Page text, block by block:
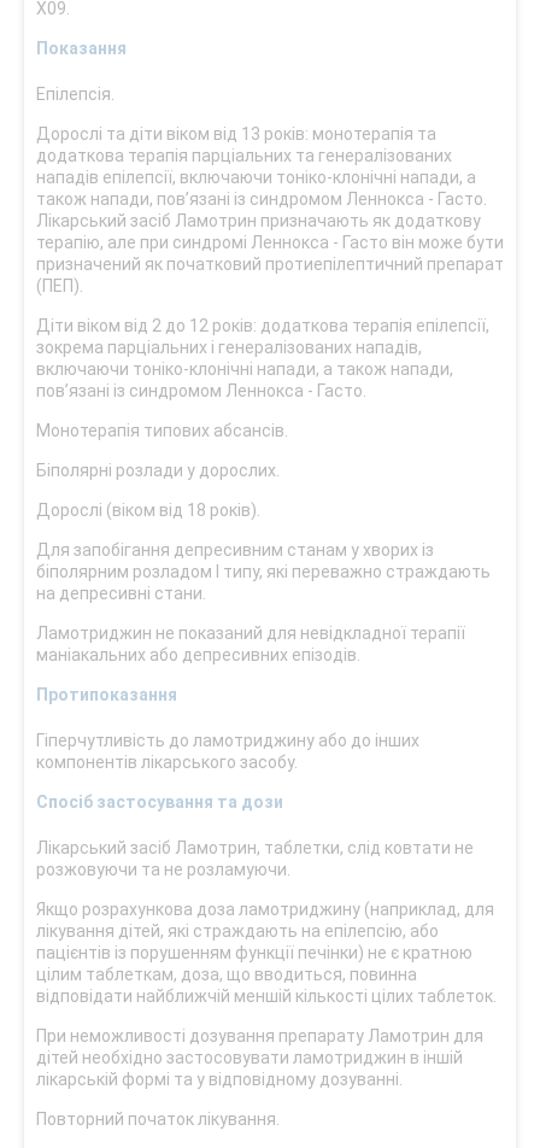
X09.
Показання
Епілепсія.
Дорослі та діти віком від 13 років: монотерапія та
додаткова терапія парціальних та генералізованих
нападів епілепсії, включаючи тоніко-клонічні напади, а
також напади, пов’язані із синдромом Леннокса - Гасто.
Лікарський засіб Ламотрин призначають як додаткову
терапію, але при синдромі Леннокса - Гасто він може бути
призначений як початковий протиепілептичний препарат
(ПEП).
Діти віком від 2 до 12 років: додаткова терапія епілепсії,
зокрема парціальних і генералізованих нападів,
включаючи тоніко-клонічні напади, а також напади,
пов’язані із синдромом Леннокса - Гасто.
Монотерапія типових абсансів.
Біполярні розлади у дорослих.
Дорослі (віком від 18 років).
Для запобігання депресивним станам у хворих із
біполярним розладом І типу, які переважно страждають
на депресивні стани.
Ламотриджин не показаний для невідкладної терапії
маніакальних або депресивних епізодів.
Протипоказання
Гіперчутливість до ламотриджину або до інших
компонентів лікарського засобу.
Спосіб застосування та дози
Лікарський засіб Ламотрин, таблетки, слід ковтати не
розжовуючи та не розламуючи.
Якщо розрахункова доза ламотриджину (наприклад, для
лікування дітей, які страждають на епілепсію, або
пацієнтів із порушенням функції печінки) не є кратною
цілим таблеткам, доза, що вводиться, повинна
відповідати найближчій меншій кількості цілих таблеток.
При неможливості дозування препарату Ламотрин для
дітей необхідно застосовувати ламотриджин в іншій
лікарській формі та у відповідному дозуванні.
Повторний початок лікування.